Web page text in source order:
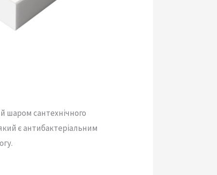
шаром сантехнічного
є антибактеріальним